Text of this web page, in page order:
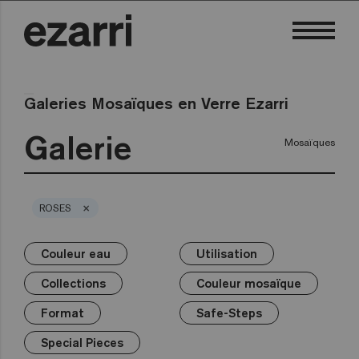
Galeries Mosaïques en Verre Ezarri
Mosaïques
Galerie
ROSES ×
Couleur eau
Couleur eau Utilisation
Utilisation
Piscine privée
Piscine publique
Espace bien-être
Collections
Collections
Premium
Terrazzo
Gold
Couleur mosaïque
Couleur mosaïque
Blanc
Noir
Gris
Bleus
Verts
Format
Format
25mm
50mm
Hexa
Safe-Steps
Safe-Steps
Anti-slip mosaics
Special Pieces
Special Pieces
Corner
Cove